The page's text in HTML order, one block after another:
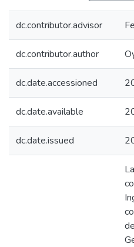
dc.contributor.advisor
dc.contributor.author
dc.date.accessioned
dc.date.available
dc.date.issued